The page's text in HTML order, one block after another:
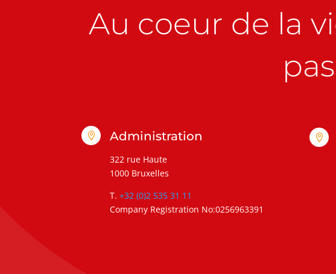
Au coeur de la
 Administration
322 rue Haute
1000 Bruxelles
T. +32 (0)2 535 31 11
Company Registration No:0256963391
